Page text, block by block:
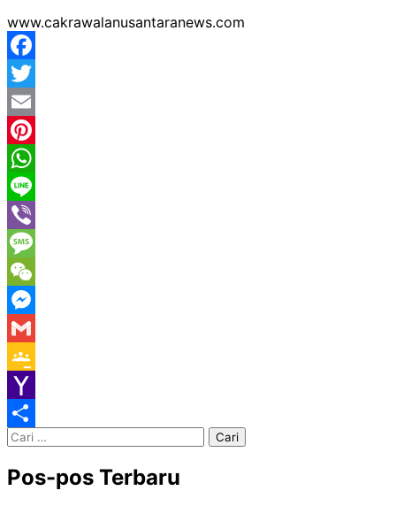
www.cakrawalanusantaranews.com
Facebook
Twitter
Email
Pinterest
WhatsApp
Line
Viber
Message
WeChat
Messenger
Gmail
Google
Classroom
Yahoo
Mail
Share
Cari
untuk:
Pos-pos Terbaru